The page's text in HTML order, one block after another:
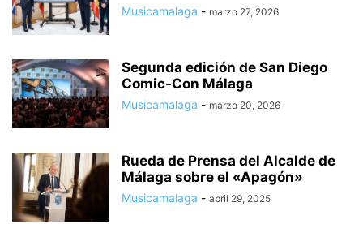
Musicamalaga - marzo 27, 2026
Segunda edición de San Diego
Comic-Con Málaga
Musicamalaga - marzo 20, 2026
Rueda de Prensa del Alcalde de
Málaga sobre el «Apagón»
Musicamalaga - abril 29, 2025